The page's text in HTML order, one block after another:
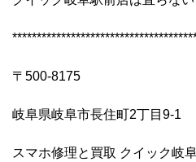
〒500-8175
岐阜県岐阜市長住町2丁目9-1
スマホ修理と買取 クイック岐